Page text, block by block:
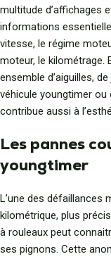
multitude d’affichages
informations
vitesse, le régime
moteur, le kilométrage.
ensemble d’aiguilles,
véhicule youngtimer ou
contribue aussi à
Les pannes
youngtimer
L’une des défaillances
kilométrique, plus
à rouleaux peut
ses pignons. Cette